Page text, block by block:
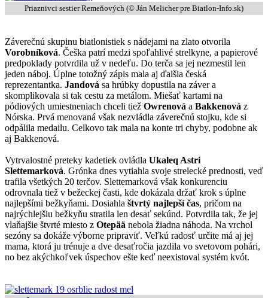
Priaznivci sestier Remeňových (© Ján Melicher pre Biatlon-Info.sk)
Záverečnú skupinu biatlonistiek s nádejami na zlato otvorila
Vorobníková. Češka patrí medzi spoľahlivé strelkyne, a papierové
predpoklady potvrdila už v nedeľu. Do terča sa jej nezmestil len
jeden náboj. Úplne totožný zápis mala aj ďalšia česká
reprezentantka. Jandová sa hrúbky dopustila na záver a
skomplikovala si tak cestu za metálom. Miešať kartami na
pódiových umiestneniach chceli tiež Owrenová a Bakkenová z
Nórska. Prvá menovaná však nezvládla záverečnú stojku, kde si
odpálila medailu. Celkovo tak mala na konte tri chyby, podobne ak
aj Bakkenová.
Vytrvalostné preteky kadetiek ovládla Ukaleq Astri
Slettemarková. Grónka dnes vytiahla svoje strelecké prednosti, veď
trafila všetkých 20 terčov. Slettemarková však konkurenciu
odrovnala tiež v bežeckej časti, kde dokázala držať krok s úplne
najlepšími bežkyňami. Dosiahla štvrtý najlepší čas, pričom na
najrýchlejšiu bežkyňu stratila len desať sekúnd. Potvrdila tak, že jej
vlaňajšie štvrté miesto z Otepää nebola žiadna náhoda. Na vrchol
sezóny sa dokáže výborne pripraviť. Veľkú radosť určite má aj jej
mama, ktorá ju trénuje a dve desaťročia jazdila vo svetovom pohári,
no bez akýchkoľvek úspechov ešte keď neexistoval systém kvót.